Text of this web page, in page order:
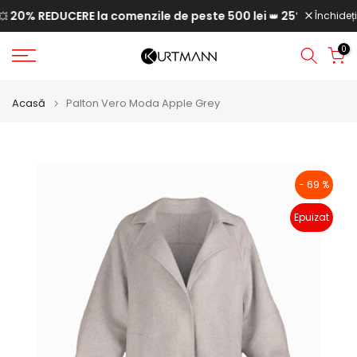
Săriți
la
conținut
REDUCERE la comenzile de peste 500 lei👑 25% Închideți
0
Acasă Palton Vero Moda Apple Grey
- 69 %
Epuizat